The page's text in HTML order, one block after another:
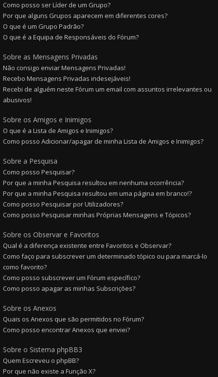
Como posso ser Líder de um Grupo?
Por que alguns Grupos aparecem em diferentes cores?
O que é um Grupo Padrão?
O que é a Equipa de Responsáveis do Fórum?
Sobre as Mensagens Privadas
Não consigo enviar Mensagens Privadas!
Recebo Mensagens Privadas indesejáveis!
Recebi de alguém neste Fórum um email com assuntos irrelevantes ou
abusivos!
Sobre os Amigos e Inimigos
O que é a Lista de Amigos e Inimigos?
Como posso Adicionar/apagar de minha Lista de Amigos e Inimigos?
Sobre a Pesquisa
Como posso Pesquisar?
Por que a minha Pesquisa resultou em nenhuma ocorrência?
Por que a minha Pesquisa resultou em uma página em branco!?
Como posso Pesquisar por Utilizadores?
Como posso Pesquisar minhas Próprias Mensagens e Tópicos?
Sobre os Observar e Favoritos
Qual é a diferença existente entre Favoritos e Observar?
Como faço para subscrever um determinado tópico ou para marcá-lo
como favorito?
Como posso subscrever um Fórum específico?
Como posso apagar as minhas Subscrições?
Sobre os Anexos
Quais os Anexos que são permitidos no Fórum?
Como posso encontrar Anexos que enviei?
Sobre o Sistema phpBB3
Quem Escreveu o phpBB?
Por que não existe a Função X?